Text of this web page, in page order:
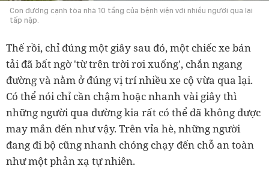
Con đường cạnh tòa nhà 10 tầng của bệnh viện với nhiều người qua lại
tấp nập.
Thế rồi, chỉ đúng một giây sau đó, một chiếc xe bán
tải đã bất ngờ 'từ trên trời rơi xuống', chắn ngang
đường và nằm ở đúng vị trí nhiều xe cộ vừa qua lại.
Có thể nói chỉ cần chậm hoặc nhanh vài giây thì
những người qua đường kia rất có thể đã không được
may mắn đến như vậy. Trên vỉa hè, những người
đang đi bộ cũng nhanh chóng chạy đến chỗ an toàn
như một phản xạ tự nhiên.